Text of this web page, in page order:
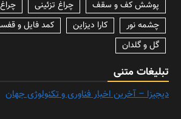
پوشش کف و سقف
چراغ تزئینی
چشمه نور
کارا دیزاین
کمد فایل و
گل و گلدان
تبلیغات متنی
دیجیزا – آخرین اخبار فناوری و تکنولوژی جهان